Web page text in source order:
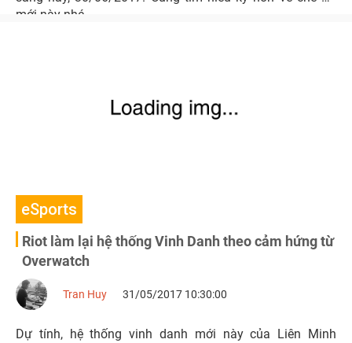
mới này nhé.
eSports
Riot làm lại hệ thống Vinh Danh theo cảm hứng từ
Overwatch
Tran Huy 31/05/2017 10:30:00
Dự tính, hệ thống vinh danh mới này của Liên Minh